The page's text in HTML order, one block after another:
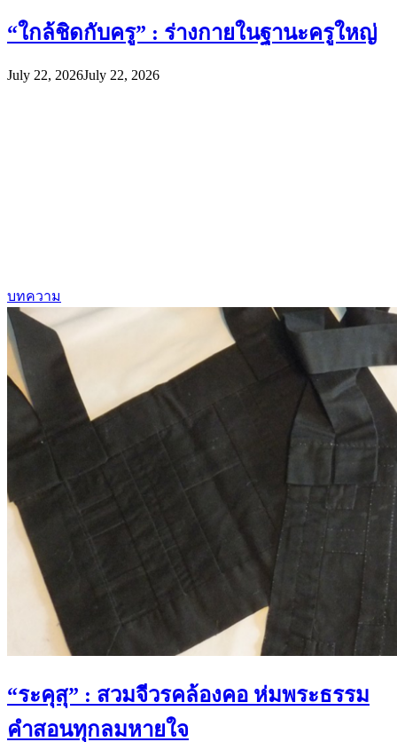
“ใกล้ชิดกับครู” : ร่างกายในฐานะครูใหญ่
July 22, 2026July 22, 2026
บทความ
“ระคุสุ” : สวมจีวรคล้องคอ ห่มพระธรรม
คำสอนทุกลมหายใจ